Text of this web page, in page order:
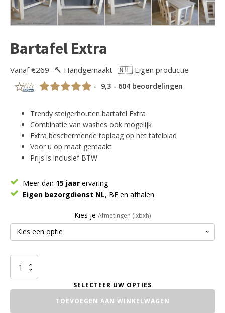
Bartafel Extra
Vanaf €269 🔨 Handgemaakt 🇳🇱 Eigen productie
- 9,3 - 604 beoordelingen
Trendy steigerhouten bartafel Extra
Combinatie van washes ook mogelijk
Extra beschermende toplaag op het tafelblad
Voor u op maat gemaakt
Prijs is inclusief BTW
Meer dan 15 jaar ervaring
Eigen bezorgdienst NL, BE en afhalen
Kies je Afmetingen (lxbxh)
Bartafel
TOEVOEGEN AAN WINKELWAGEN